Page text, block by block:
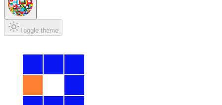
Toggle theme